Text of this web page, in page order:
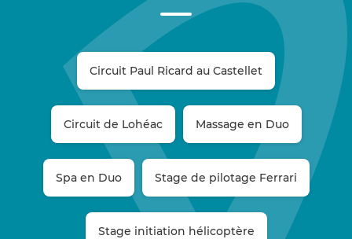
Circuit Paul Ricard au Castellet
Circuit de Lohéac Massage en Duo
Spa en Duo Stage de pilotage Ferrari
Stage initiation hélicoptère